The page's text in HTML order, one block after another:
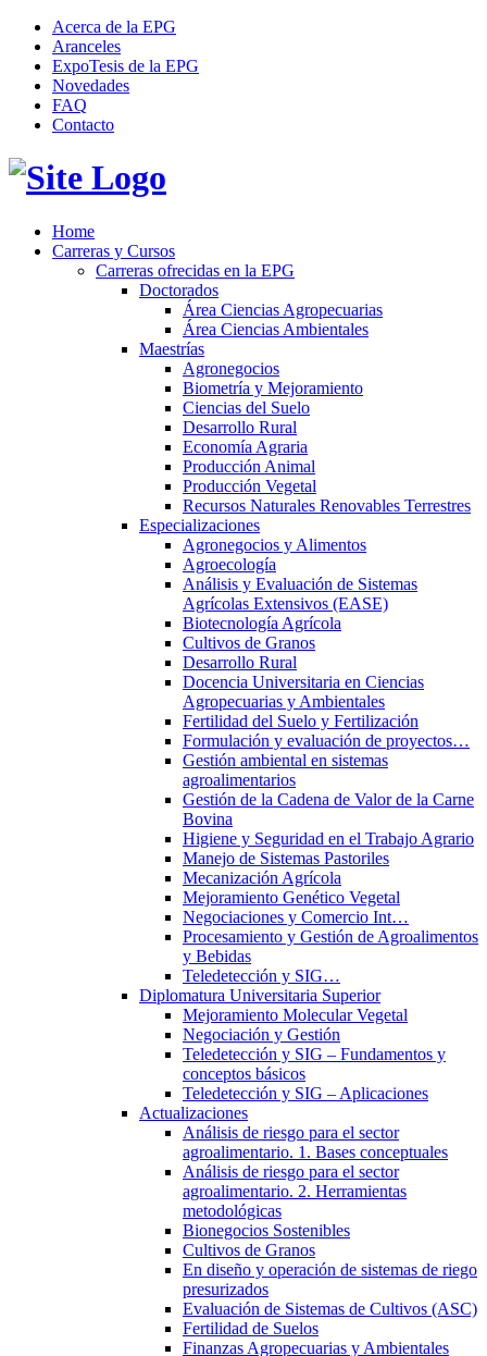
Acerca de la EPG
Aranceles
ExpoTesis de la EPG
Novedades
FAQ
Contacto
Home
Carreras y Cursos
Carreras ofrecidas en la EPG
Doctorados
Área Ciencias Agropecuarias
Área Ciencias Ambientales
Maestrías
Agronegocios
Biometría y Mejoramiento
Ciencias del Suelo
Desarrollo Rural
Economía Agraria
Producción Animal
Producción Vegetal
Recursos Naturales Renovables Terrestres
Especializaciones
Agronegocios y Alimentos
Agroecología
Análisis y Evaluación de Sistemas
Agrícolas Extensivos (EASE)
Biotecnología Agrícola
Cultivos de Granos
Desarrollo Rural
Docencia Universitaria en Ciencias
Agropecuarias y Ambientales
Fertilidad del Suelo y Fertilización
Formulación y evaluación de proyectos…
Gestión ambiental en sistemas
agroalimentarios
Gestión de la Cadena de Valor de la Carne
Bovina
Higiene y Seguridad en el Trabajo Agrario
Manejo de Sistemas Pastoriles
Mecanización Agrícola
Mejoramiento Genético Vegetal
Negociaciones y Comercio Int…
Procesamiento y Gestión de Agroalimentos
y Bebidas
Teledetección y SIG…
Diplomatura Universitaria Superior
Mejoramiento Molecular Vegetal
Negociación y Gestión
Teledetección y SIG – Fundamentos y
conceptos básicos
Teledetección y SIG – Aplicaciones
Actualizaciones
Análisis de riesgo para el sector
agroalimentario. 1. Bases conceptuales
Análisis de riesgo para el sector
agroalimentario. 2. Herramientas
metodológicas
Bionegocios Sostenibles
Cultivos de Granos
En diseño y operación de sistemas de riego
presurizados
Evaluación de Sistemas de Cultivos (ASC)
Fertilidad de Suelos
Finanzas Agropecuarias y Ambientales